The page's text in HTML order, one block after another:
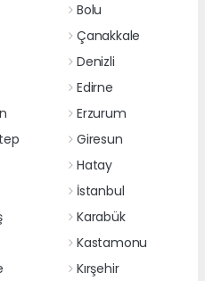
Bolu
Çanakkale
Denizli
Edirne
Erzurum
Giresun
Hatay
İstanbul
Karabük
Kastamonu
Kırşehir